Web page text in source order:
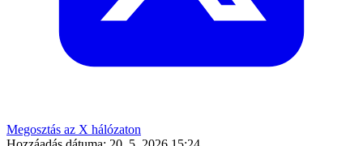
Megosztás az X hálózaton